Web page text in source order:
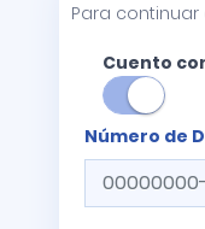
Para
Cuento
Número de